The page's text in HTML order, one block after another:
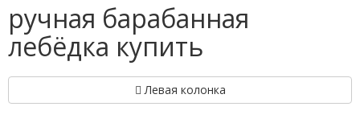
ручная барабанная
лебёдка купить
Левая колонка